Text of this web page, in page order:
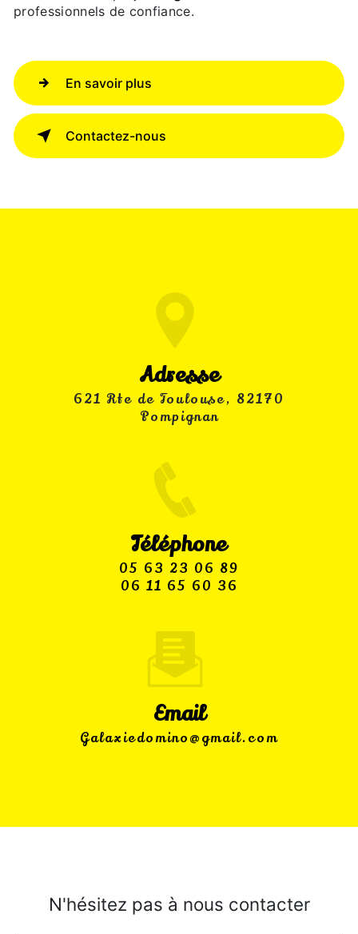
professionnels de confiance.
En savoir plus
Contactez-nous
Adresse
621 Rte de Toulouse, 82170
Pompignan
Téléphone
05 63 23 06 89
06 11 65 60 36
Email
galaxiedomino@gmail.com
N'hésitez pas à nous contacter